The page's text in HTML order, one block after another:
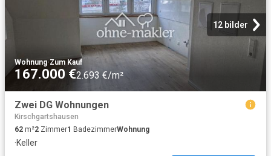
12 bilder
Wohnung·Zum Kauf
167.000 €2.693 €/m²
Zwei DG Wohnungen
Kirschgartshausen
62 m²2 Zimmer1 BadezimmerWohnung
·Keller